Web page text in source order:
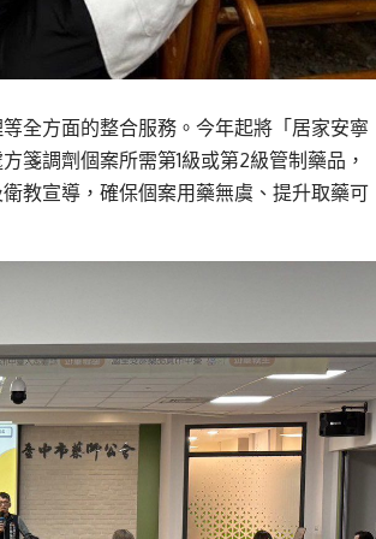
全方面的整合服務。今年起將「居家安寧
箋調劑個案所需第1級或第2級管制藥品，
教宣導，確保個案用藥無虞、提升取藥可